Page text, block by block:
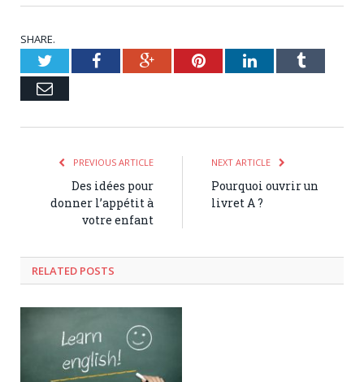
SHARE.
TwitterFacebookGoogle+PinterestLinkedInTumblr
Email
PREVIOUS ARTICLE
Des idées pour
donner l’appétit à
votre enfant
NEXT ARTICLE
Pourquoi ouvrir un
livret A ?
RELATED POSTS